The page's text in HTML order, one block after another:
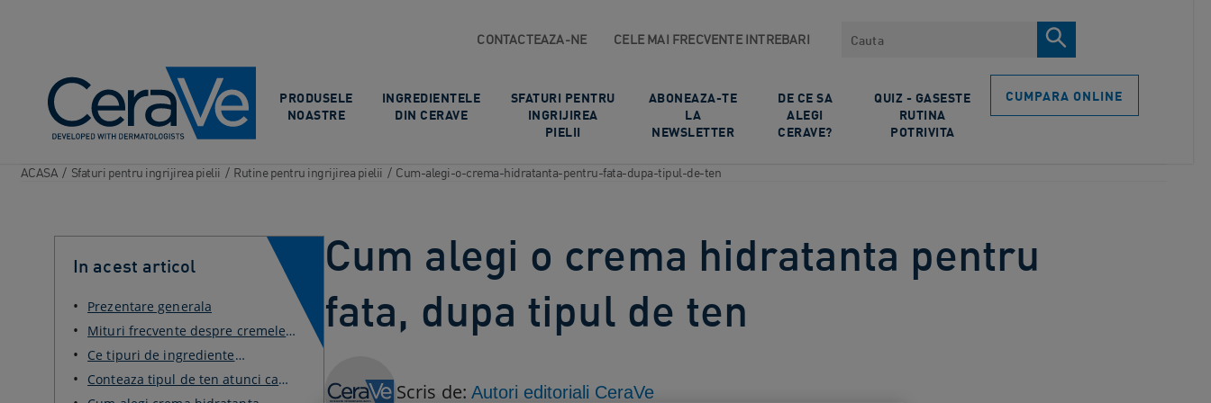
CONTACTEAZA-NE CELE MAI FRECVENTE INTREBARI Cauta
PRODUSELE
NOASTRE
INGREDIENTELE
DIN CERAVE
SFATURI PENTRU
INGRIJIREA
PIELII​
ABONEAZA-TE
LA
NEWSLETTER
DE CE SA
ALEGI
CERAVE?
QUIZ - GASESTE
RUTINA
POTRIVITA
CUMPARA ONLINE
ACASA / Sfaturi pentru ingrijirea pielii / Rutine pentru ingrijirea pielii / Cum-alegi-o-crema-hidratanta-pentru-fata-dupa-tipul-de-ten
Cum alegi o crema hidratanta pentru
fata, dupa tipul de ten
Scris de: Autori editoriali CeraVe
In acest articol
Prezentare generala
Mituri frecvente despre cremele
hidratante pentru ...
Ce tipuri de ingrediente
hidratante exista in crem...
Conteaza tipul de ten atunci cand
alegi o crema hi...